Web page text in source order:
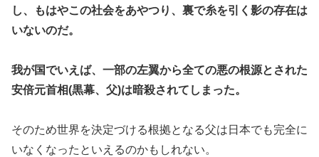
し、もはやこの社会をあやつり、裏で糸を引く影の存在は
いないのだ。
我が国でいえば、一部の左翼から全ての悪の根源とされた
安倍元首相(黒幕、父)は暗殺されてしまった。
そのため世界を決定づける根拠となる父は日本でも完全に
いなくなったといえるのかもしれない。